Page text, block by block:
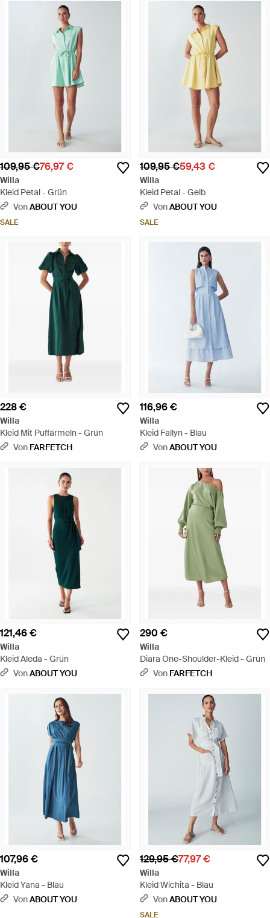
109,95 €76,97 €
Willa
Kleid Petal - Grün
VonABOUT YOU
SALE
109,95 €59,43 €
Willa
Kleid Petal - Gelb
VonABOUT YOU
SALE
228 €
Willa
Kleid Mit Puffärmeln - Grün
Von FARFETCH
116,96 €
Willa
Kleid Fallyn - Blau
VonABOUT YOU
121,46 €
Willa
Kleid Aleda - Grün
VonABOUT YOU
290 €
Willa
Diara One-Shoulder-Kleid - Grün
Von FARFETCH
107,96 €
Willa
Kleid Yana - Blau
VonABOUT YOU
129,95 €77,97 €
Willa
Kleid Wichita - Blau
VonABOUT YOU
SALE